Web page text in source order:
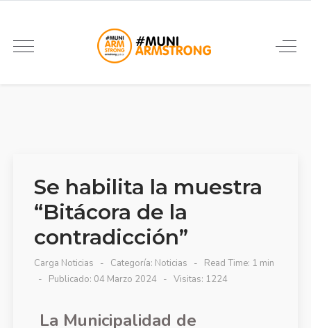
Se habilita la muestra
“Bitácora de la
contradicción”
Carga Noticias Categoría: Noticias
Read Time: 1 min
Publicado: 04 Marzo 2024
Visitas: 1224
La Municipalidad de